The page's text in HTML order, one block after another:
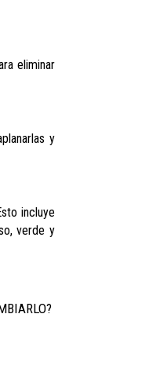
eliminar
y
incluye
verde y